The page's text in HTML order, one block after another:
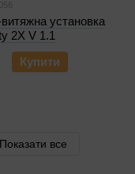
установка
2X V 1.1
Купити
Показати все